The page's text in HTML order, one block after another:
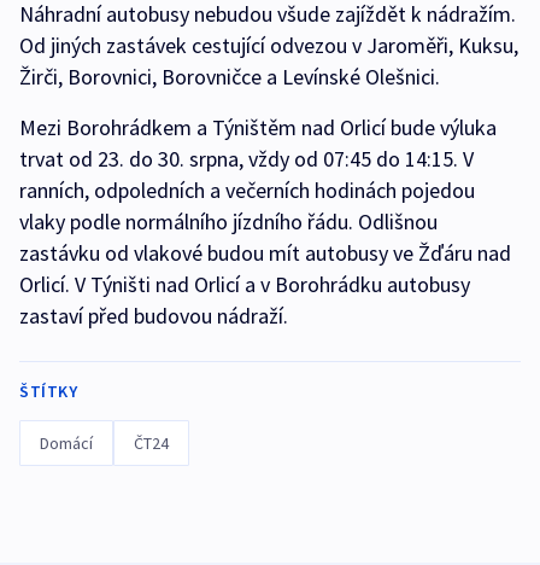
Náhradní autobusy nebudou všude zajíždět k nádražím.
Od jiných zastávek cestující odvezou v Jaroměři, Kuksu,
Žirči, Borovnici, Borovničce a Levínské Olešnici.
Mezi Borohrádkem a Týništěm nad Orlicí bude výluka
trvat od 23. do 30. srpna, vždy od 07:45 do 14:15. V
ranních, odpoledních a večerních hodinách pojedou
vlaky podle normálního jízdního řádu. Odlišnou
zastávku od vlakové budou mít autobusy ve Žďáru nad
Orlicí. V Týništi nad Orlicí a v Borohrádku autobusy
zastaví před budovou nádraží.
ŠTÍTKY
Domácí ČT24